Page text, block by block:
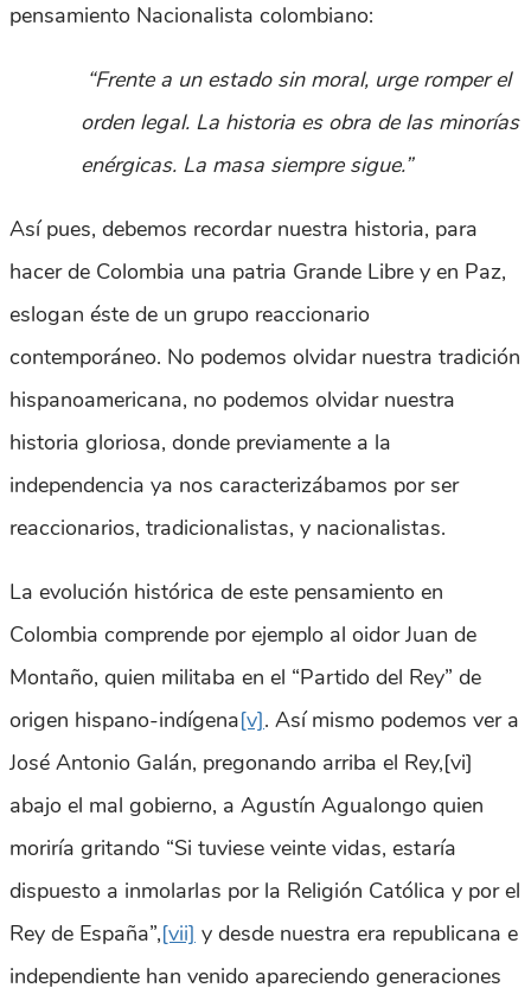
pensamiento Nacionalista colombiano:
“Frente a un estado sin moral, urge romper el
orden legal. La historia es obra de las minorías
enérgicas. La masa siempre sigue.”
Así pues, debemos recordar nuestra historia, para
hacer de Colombia una patria Grande Libre y en Paz,
eslogan éste de un grupo reaccionario
contemporáneo. No podemos olvidar nuestra tradición
hispanoamericana, no podemos olvidar nuestra
historia gloriosa, donde previamente a la
independencia ya nos caracterizábamos por ser
reaccionarios, tradicionalistas, y nacionalistas.
La evolución histórica de este pensamiento en
Colombia comprende por ejemplo al oidor Juan de
Montaño, quien militaba en el “Partido del Rey” de
origen hispano-indígena[v]. Así mismo podemos ver a
José Antonio Galán, pregonando arriba el Rey,[vi]
abajo el mal gobierno, a Agustín Agualongo quien
moriría gritando “Si tuviese veinte vidas, estaría
dispuesto a inmolarlas por la Religión Católica y por el
Rey de España”,[vii] y desde nuestra era republicana e
independiente han venido apareciendo generaciones